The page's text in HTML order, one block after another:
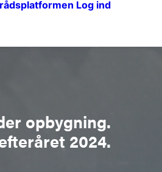
Log ind
opbygning.
2024.